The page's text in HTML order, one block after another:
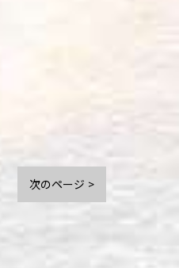
次のページ >